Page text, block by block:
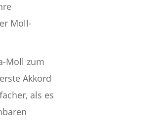
Moll-
Moll zum
Akkord
als es